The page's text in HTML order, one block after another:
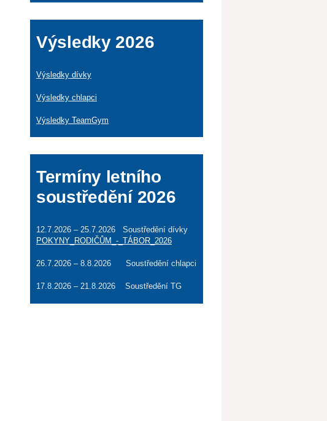
Výsledky 2026
Výsledky dívky
Výsledky chlapci
Výsledky TeamGym
Termíny letního
soustředění 2026
12.7.2026 – 25.7.2026 Soustředění dívky
POKYNY_RODIČŮM_-_TÁBOR_2026
26.7.2026 – 8.8.2026 Soustředění chlapci
17.8.2026 – 21.8.2026 Soustředění TG